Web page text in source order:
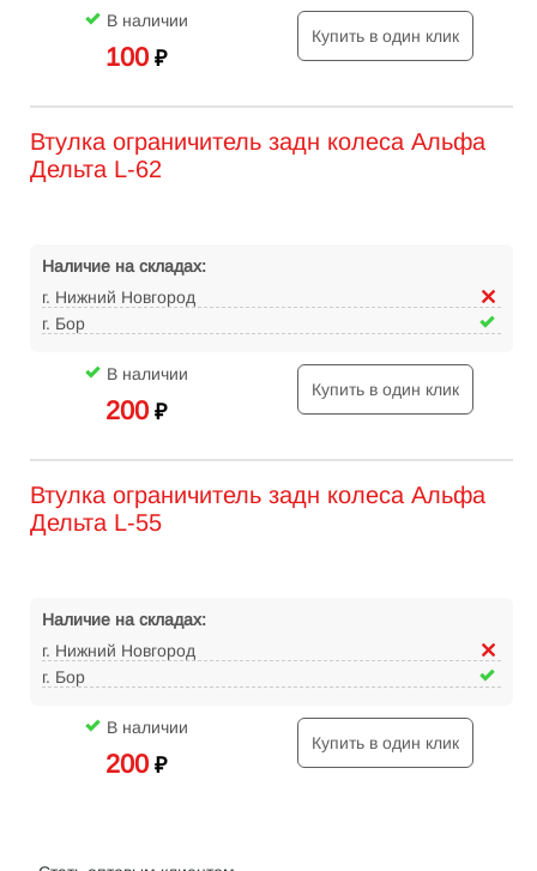
В наличии
100 ₽
Купить в один клик
Втулка ограничитель задн колеса Альфа
Дельта L-62
Наличие на складах:
г. Нижний Новгород
г. Бор
В наличии
200 ₽
Купить в один клик
Втулка ограничитель задн колеса Альфа
Дельта L-55
Наличие на складах:
г. Нижний Новгород
г. Бор
В наличии
200 ₽
Купить в один клик